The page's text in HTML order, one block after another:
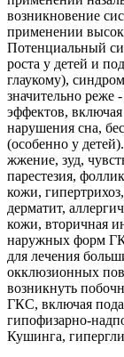
возникновение
применении
Потенциальный
роста у детей и
глаукому),
значительно реже
эффектов,
нарушения сна,
(особенно у детей).
жжение, зуд,
парестезия,
кожи,
дерматит,
кожи, вторичная
наружных форм
для лечения
окклюзионных
возникнуть
ГКС, включая
гипофизарно-
Кушинга,